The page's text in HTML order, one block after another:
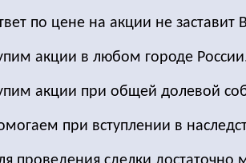
по цене на акции не заставит
акции в любом городе
акции при общей долевой
при вступлении в